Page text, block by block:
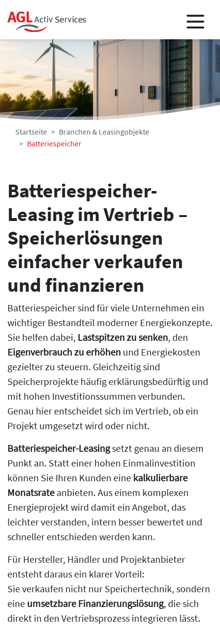
Startseite
Branchen & Leasingobjekte
Batteriespeicher
Batteriespeicher-
Leasing im Vertrieb –
Speicherlösungen
einfacher verkaufen
und finanzieren
Batteriespeicher sind für viele Unternehmen ein
wichtiger Bestandteil moderner Energiekonzepte.
Sie helfen dabei, Lastspitzen zu senken, den
Eigenverbrauch zu erhöhen und Energiekosten
gezielter zu steuern. Gleichzeitig sind
Speicherprojekte häufig erklärungsbedürftig und
mit hohen Investitionssummen verbunden.
Genau hier entscheidet sich im Vertrieb, ob ein
Projekt umgesetzt wird oder nicht.
Batteriespeicher-Leasingsetzt genau an diesem
Punkt an. Statt einer hohen Einmalinvestition
können Sie Ihren Kunden eine kalkulierbare
Monatsrate anbieten. Aus einem komplexen
Energieprojekt wird damit ein Angebot, das
leichter verstanden, intern besser bewertet und
schneller entschieden werden kann.
Für Hersteller, Händler und Projektanbieter
entsteht daraus ein klarer Vorteil:
Sie verkaufen nicht nur Speichertechnik, sondern
eine umsetzbare Finanzierungslösung, die sich
direkt in den Vertriebsprozess integrieren lässt.